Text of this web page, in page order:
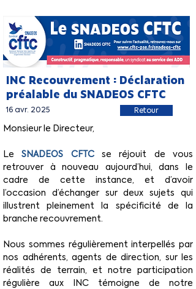
INC Recouvrement : Déclaration
préalable du SNADEOS CFTC
16 avr. 2025 Retour
Monsieur le Directeur,
Le SNADEOS CFTC
se réjouit de vous
retrouver à nouveau aujourd’hui, dans le
cadre de cette instance, et d’avoir
l’occasion d’échanger sur deux sujets qui
illustrent pleinement la spécificité de la
branche recouvrement.
Nous sommes régulièrement interpellés par
nos adhérents, agents de direction, sur les
réalités de terrain, et notre participation
régulière aux INC témoigne de notre